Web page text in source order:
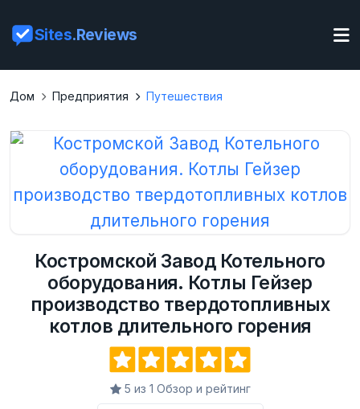
Sites.Reviews
Дом Предприятия Путешествия
Костромской Завод Котельного
оборудования. Котлы Гейзер
производство твердотопливных
котлов длительного горения
5 из 1 Обзор и рейтинг